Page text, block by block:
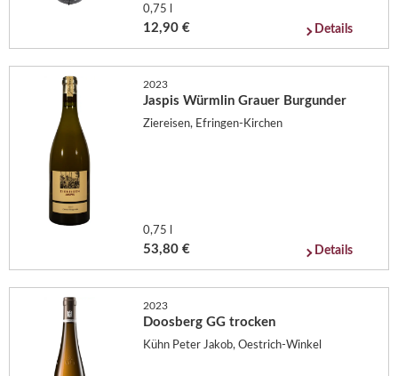
0,75 l
12,90 € Details
2023
Jaspis Würmlin Grauer Burgunder
Ziereisen, Efringen-Kirchen
0,75 l
53,80 € Details
2023
Doosberg GG trocken
Kühn Peter Jakob, Oestrich-Winkel